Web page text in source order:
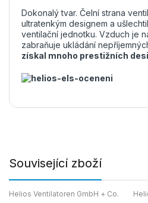
Dokonalý tvar. Čelní strana
ultratenkým designem a
ventilační jednotku. Vzduch je
zabraňuje ukládání
získal mnoho prestižních
Související zboží
Helios Ventilatoren GmbH + Co.